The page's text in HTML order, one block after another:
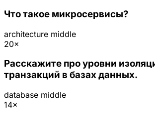
Что такое микросервисы?
architecture middle
20×
Расскажите про уровни
транзакций в базах данных.
database middle
14×